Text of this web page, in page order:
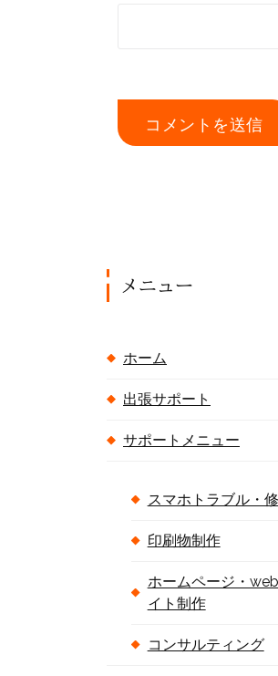
メニュー
ホーム
出張サポート
サポートメニュー
スマホトラブル・
印刷物制作
ホームページ・
イト制作
コンサルティング